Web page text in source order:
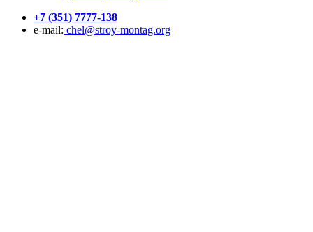
+7 (351) 7777-138
e-mail: chel@stroy-montag.org